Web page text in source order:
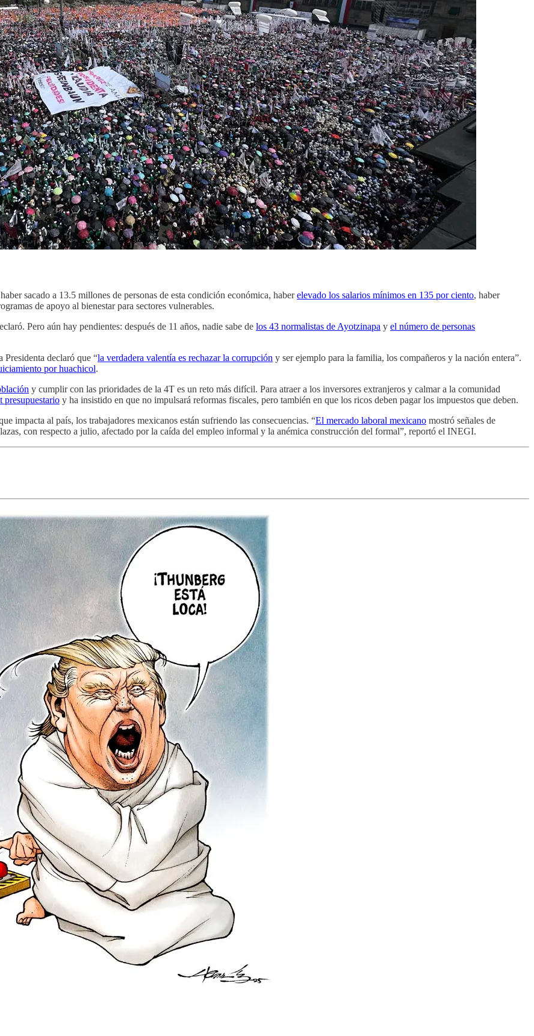
sacado a 13.5 millones de personas de esta condición económica, haberelevado los salarios mínimos en 135 por ciento, haber
de apoyo al bienestar para sectores vulnerables.
Pero aún hay pendientes: después de 11 años, nadie sabe de los 43 normalistas de Ayotzinapa y el número de personas
declaró que “la verdadera valentía es rechazar la corrupción y ser ejemplo para la familia, los compañeros y la nación entera”.
por huachicol.
y cumplir con las prioridades de la 4T es un reto más difícil. Para atraer a los inversores extranjeros y calmar a la comunidad
presupuestario y ha insistido en que no impulsará reformas fiscales, pero también en que los ricos deben pagar los impuestos que deben.
impacta al país, los trabajadores mexicanos están sufriendo las consecuencias. “El mercado laboral mexicano mostró señales de
con respecto a julio, afectado por la caída del empleo informal y la anémica construcción del formal”, reportó el INEGI.